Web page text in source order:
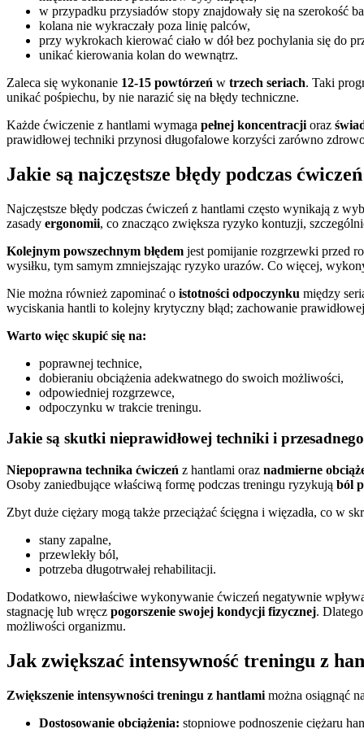
w przypadku przysiadów stopy znajdowały się na szerokość
kolana nie wykraczały poza linię palców,
przy wykrokach kierować ciało w dół bez pochylania się do
unikać kierowania kolan do wewnątrz.
Zaleca się wykonanie 12-15 powtórzeń w trzech seriach. Taki
unikać pośpiechu, by nie narazić się na błędy techniczne.
Każde ćwiczenie z hantlami wymaga pełnej koncentracji oraz
prawidłowej techniki przynosi długofalowe korzyści zarówno
Jakie są najczęstsze błędy podczas
Najczęstsze błędy podczas ćwiczeń z hantlami często wynikają z
zasady ergonomii, co znacząco zwiększa ryzyko kontuzji,
Kolejnym powszechnym błędem jest pomijanie rozgrzewki przed
wysiłku, tym samym zmniejszając ryzyko urazów. Co więcej,
Nie można również zapominać o istotności odpoczynku między
wyciskania hantli to kolejny krytyczny błąd; zachowanie
Warto więc skupić się na:
poprawnej technice,
dobieraniu obciążenia adekwatnego do swoich możliwości,
odpowiedniej rozgrzewce,
odpoczynku w trakcie treningu.
Jakie są skutki nieprawidłowej techniki i
Niepoprawna technika ćwiczeń z hantlami oraz nadmierne
Osoby zaniedbujące właściwą formę podczas treningu ryzykują ból
Zbyt duże ciężary mogą także przeciążać ścięgna i więzadła, co w
stany zapalne,
przewlekły ból,
potrzeba długotrwałej rehabilitacji.
Dodatkowo, niewłaściwe wykonywanie ćwiczeń negatywnie
stagnację lub wręcz pogorszenie swojej kondycji fizycznej.
możliwości organizmu.
Jak zwiększać intensywność treningu z
Zwiększenie intensywności treningu z hantlami można osiągnąć
Dostosowanie obciążenia: stopniowe podnoszenie ciężaru